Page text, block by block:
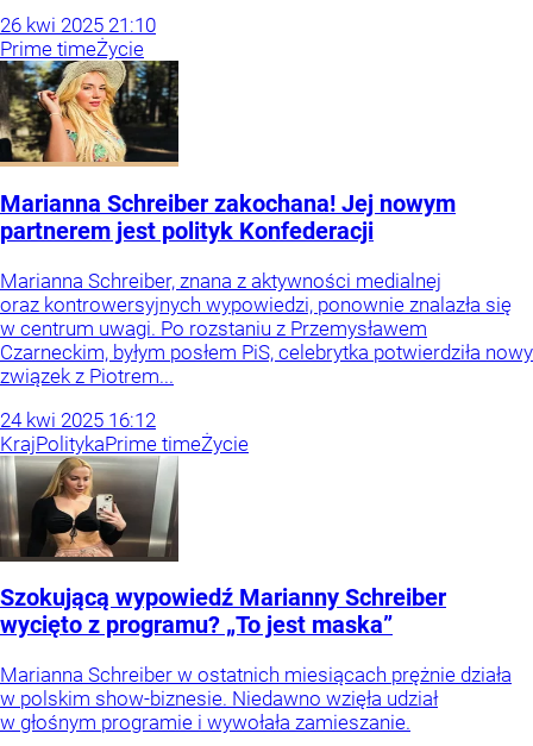
26 kwi 2025 21:10
Prime timeŻycie
Marianna Schreiber zakochana! Jej nowym
partnerem jest polityk Konfederacji
Marianna Schreiber, znana z aktywności medialnej
oraz kontrowersyjnych wypowiedzi, ponownie znalazła się
w centrum uwagi. Po rozstaniu z Przemysławem
Czarneckim, byłym posłem PiS, celebrytka potwierdziła nowy
związek z Piotrem...
24 kwi 2025 16:12
KrajPolitykaPrime timeŻycie
Szokującą wypowiedź Marianny Schreiber
wycięto z programu? „To jest maska”
Marianna Schreiber w ostatnich miesiącach prężnie działa
w polskim show-biznesie. Niedawno wzięła udział
w głośnym programie i wywołała zamieszanie.